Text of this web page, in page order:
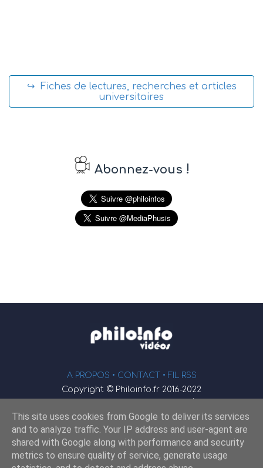
↪ Fiches de lectures, recherches et articles
universitaires
Abonnez-vous !
A PROPOS • CONTACT • FIL RSS
Copyright © Philoinfo.fr 2016-2022
φ
Webmaster : JEND
Retrouvez-nous sur
This site uses cookies from Google to deliver its services
and to analyze traffic. Your IP address and user-agent are
shared with Google along with performance and security
metrics to ensure quality of service, generate usage